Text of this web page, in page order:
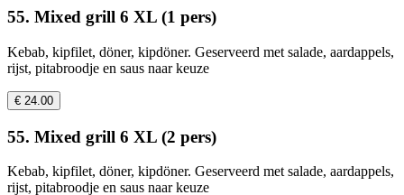
55. Mixed grill 6 XL (1 pers)
Kebab, kipfilet, döner, kipdöner. Geserveerd met salade, aardappels,
rijst, pitabroodje en saus naar keuze
€ 24.00
55. Mixed grill 6 XL (2 pers)
Kebab, kipfilet, döner, kipdöner. Geserveerd met salade, aardappels,
rijst, pitabroodje en saus naar keuze